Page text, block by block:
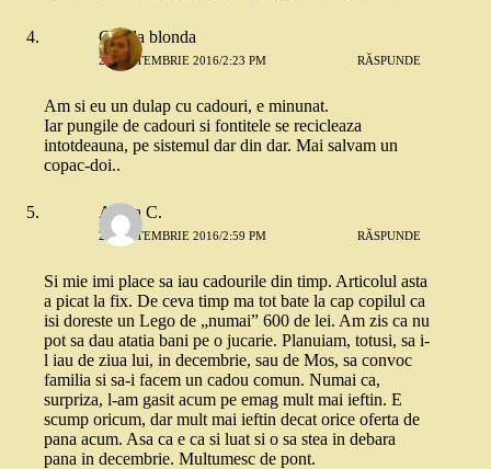
Copila blonda
20 SEPTEMBRIE 2016/2:23 PM RĂSPUNDE
Am si eu un dulap cu cadouri, e minunat.
Iar pungile de cadouri si fontitele se recicleaza
intotdeauna, pe sistemul dar din dar. Mai salvam un
copac-doi..
Adina C.
20 SEPTEMBRIE 2016/2:59 PM RĂSPUNDE
Si mie imi place sa iau cadourile din timp. Articolul asta
a picat la fix. De ceva timp ma tot bate la cap copilul ca
isi doreste un Lego de „numai” 600 de lei. Am zis ca nu
pot sa dau atatia bani pe o jucarie. Planuiam, totusi, sa i-
l iau de ziua lui, in decembrie, sau de Mos, sa convoc
familia si sa-i facem un cadou comun. Numai ca,
surpriza, l-am gasit acum pe emag mult mai ieftin. E
scump oricum, dar mult mai ieftin decat orice oferta de
pana acum. Asa ca e ca si luat si o sa stea in debara
pana in decembrie. Multumesc de pont.